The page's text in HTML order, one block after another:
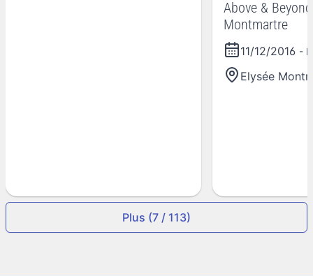
Above &
Montmartre
11/12/2016 -
Elysée
Plus (7 / 113)